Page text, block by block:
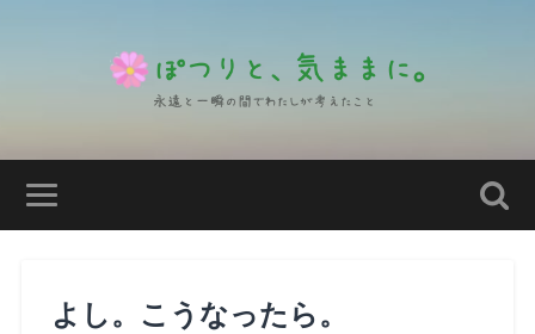
よし。こうなったら。